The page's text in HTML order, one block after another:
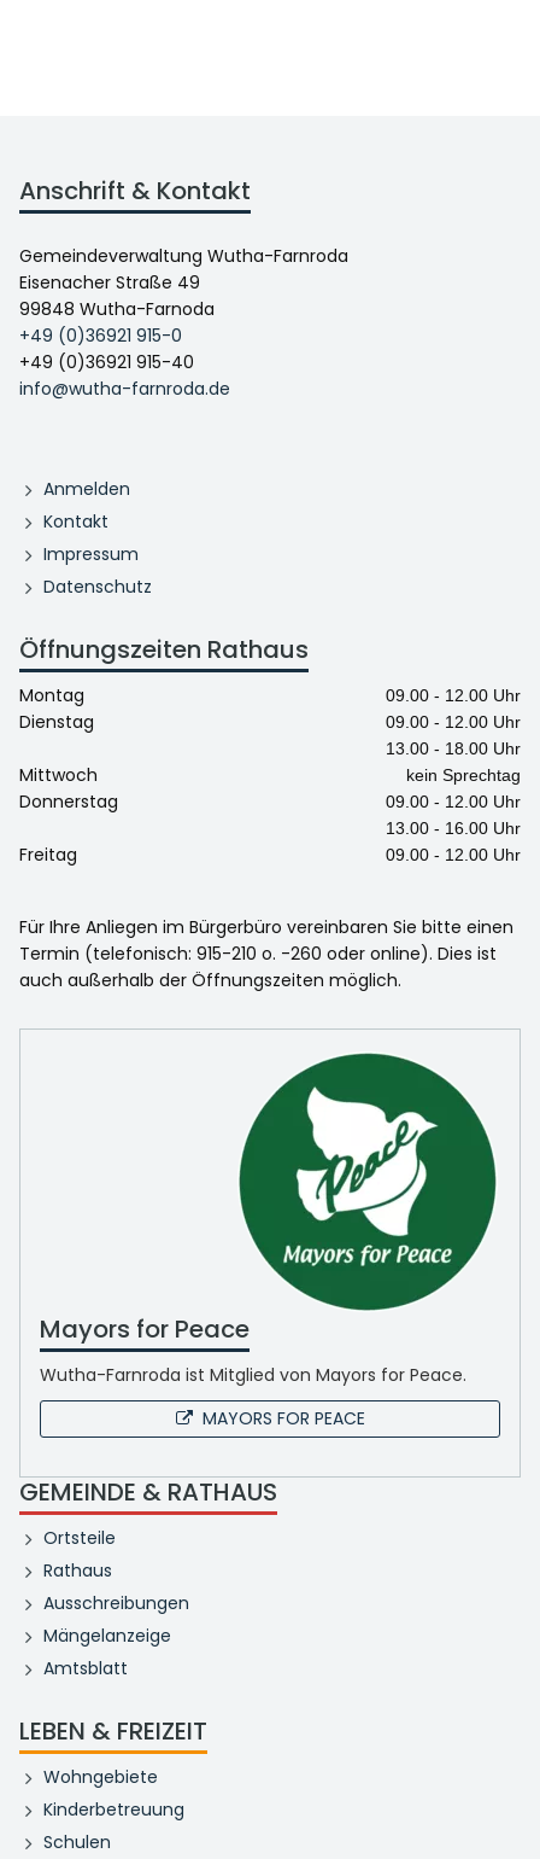
Anschrift & Kontakt
Gemeindeverwaltung Wutha-Farnroda
Eisenacher Straße 49
99848 Wutha-Farnoda
+49 (0)36921 915-0
+49 (0)36921 915-40
info@wutha-farnroda.de
Anmelden
Kontakt
Impressum
Datenschutz
Öffnungszeiten Rathaus
Montag 09.00 - 12.00 Uhr
Dienstag
09.00 - 12.00 Uhr
13.00 - 18.00 Uhr
Mittwoch kein Sprechtag
Donnerstag
09.00 - 12.00 Uhr
13.00 - 16.00 Uhr
Freitag 09.00 - 12.00 Uhr
Für Ihre Anliegen im Bürgerbüro vereinbaren Sie bitte einen
Termin (telefonisch: 915-210 o. -260 oder online). Dies ist
auch außerhalb der Öffnungszeiten möglich.
Mayors for Peace
Wutha-Farnroda ist Mitglied von Mayors for Peace.
MAYORS FOR PEACE
GEMEINDE & RATHAUS
Ortsteile
Rathaus
Ausschreibungen
Mängelanzeige
Amtsblatt
LEBEN & FREIZEIT
Wohngebiete
Kinderbetreuung
Schulen